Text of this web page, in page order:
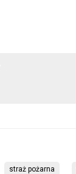
straż pożarna